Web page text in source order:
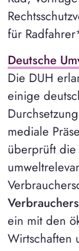
für
Deutsche
Die DUH
einige
mediale
überprüft
ein mit den
Wirtschaften